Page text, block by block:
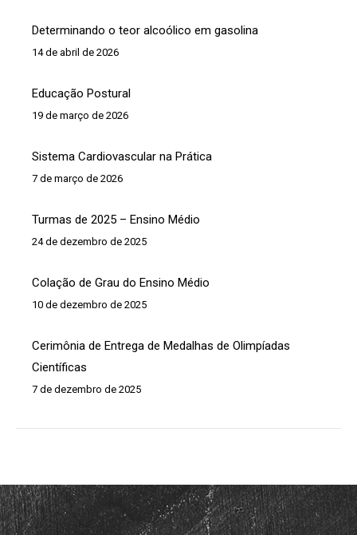
Determinando o teor alcoólico em gasolina
14 de abril de 2026
Educação Postural
19 de março de 2026
Sistema Cardiovascular na Prática
7 de março de 2026
Turmas de 2025 – Ensino Médio
24 de dezembro de 2025
Colação de Grau do Ensino Médio
10 de dezembro de 2025
Cerimônia de Entrega de Medalhas de Olimpíadas
Científicas
7 de dezembro de 2025